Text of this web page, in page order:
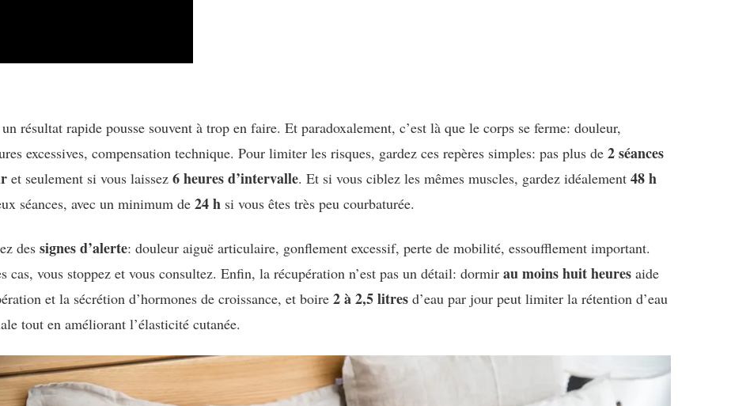
résultat rapide pousse souvent à trop en faire. Et paradoxalement, c’est là que le corps se ferme: douleur,
excessives, compensation technique. Pour limiter les risques, gardez ces repères simples: pas plus de 2 séances
et seulement si vous laissez 6 heures d’intervalle. Et si vous ciblez les mêmes muscles, gardez idéalement 48 h
séances, avec un minimum de 24 h si vous êtes très peu courbaturée.
des signes d’alerte: douleur aiguë articulaire, gonflement excessif, perte de mobilité, essoufflement important.
cas, vous stoppez et vous consultez. Enfin, la récupération n’est pas un détail: dormir au moins huit heures aide
et la sécrétion d’hormones de croissance, et boire 2 à 2,5 litres d’eau par jour peut limiter la rétention d’eau
tout en améliorant l’élasticité cutanée.